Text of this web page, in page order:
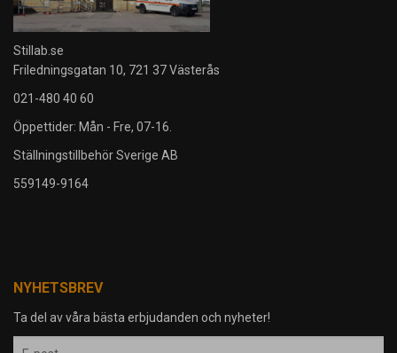
Stillab.se
Friledningsgatan 10, 721 37 Västerås
021-480 40 60
Öppettider: Mån - Fre, 07-16.
Ställningstillbehör Sverige AB
559149-9164
NYHETSBREV
Ta del av våra bästa erbjudanden och nyheter!